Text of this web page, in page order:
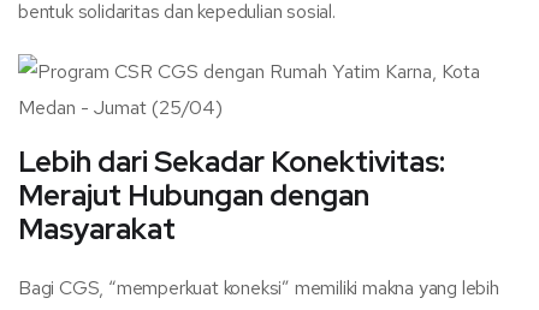
bentuk solidaritas dan kepedulian sosial.
Lebih dari Sekadar Konektivitas:
Merajut Hubungan dengan
Masyarakat
Bagi CGS, “memperkuat koneksi” memiliki makna yang lebih